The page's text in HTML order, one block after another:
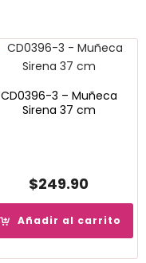
CD0396-3 – Muñeca
Sirena 37 cm
$249.90
Añadir al carrito